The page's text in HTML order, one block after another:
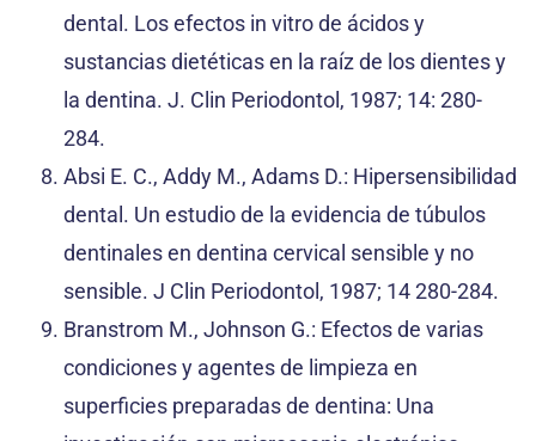
dental. Los efectos in vitro de ácidos y
sustancias dietéticas en la raíz de los dientes y
la dentina. J. Clin Periodontol, 1987; 14: 280-
284.
Absi E. C., Addy M., Adams D.: Hipersensibilidad
dental. Un estudio de la evidencia de túbulos
dentinales en dentina cervical sensible y no
sensible. J Clin Periodontol, 1987; 14 280-284.
Branstrom M., Johnson G.: Efectos de varias
condiciones y agentes de limpieza en
superficies preparadas de dentina: Una